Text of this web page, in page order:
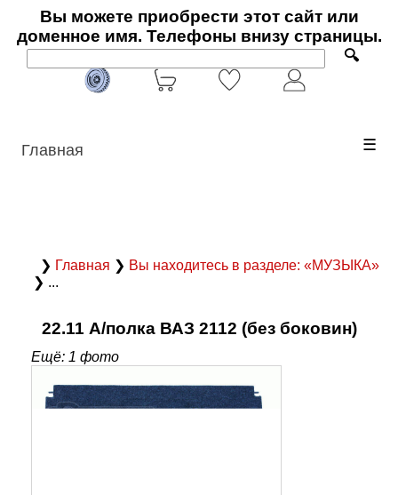
Вы можете приобрести этот сайт или
доменное имя. Телефоны внизу страницы.
🔍
Главная ☰
❯ Главная ❯ Вы находитесь в разделе: «МУЗЫКА»
❯ ...
22.11 А/полка ВАЗ 2112 (без боковин)
Ещё: 1 фото